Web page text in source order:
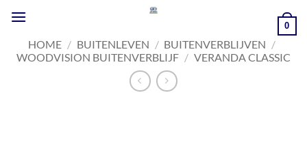
naar
inhoud
0
HOME / BUITENLEVEN / BUITENVERBLIJVEN /
WOODVISION BUITENVERBLIJF / VERANDA CLASSIC